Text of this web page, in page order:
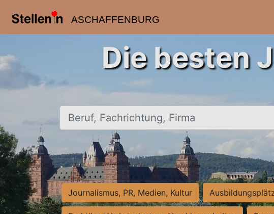
ASCHAFFENBURG
Die besten
Beruf, Fachrichtung, Firma
Journalismus, PR, Medien, Kultur